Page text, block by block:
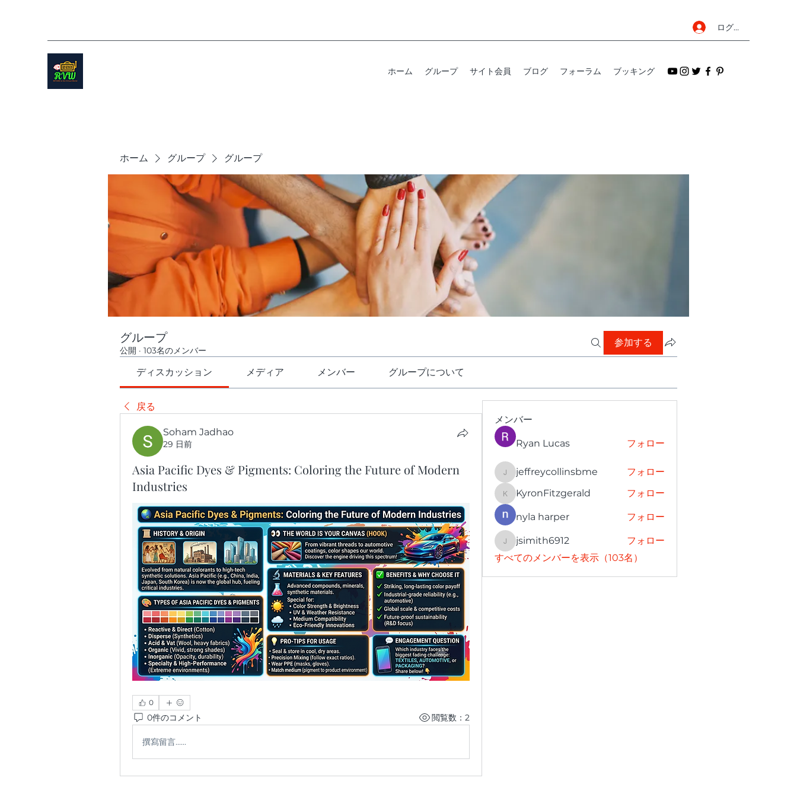
ログイン
ホーム グループ サイト会員 ブログ フォーラム ブッキング
ホーム グループ グループ
グループ
公開 · 103名のメンバー
参加する
ディスカッション メディア メンバー グループについて
戻る
Soham Jadhao
29 日前
Asia Pacific Dyes & Pigments: Coloring the Future of Modern
Industries
0
0件のコメント 閲覧数：2
撰寫留言......
メンバー
Ryan Lucas フォロー
jeffreycollinsbme
jeffreycollinsbme フォロー
KyronFitzgerald
KyronFitzgerald フォロー
nyla harper フォロー
jsimith6912
jsimith6912
フォロー
すべてのメンバーを表示（103名）